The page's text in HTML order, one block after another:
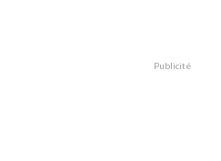
Publicité